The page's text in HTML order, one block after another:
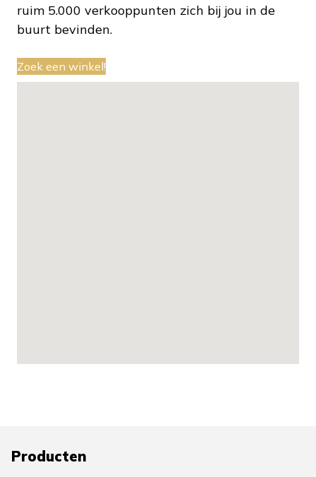
ruim 5.000 verkooppunten zich bij jou in de
buurt bevinden.
Zoek een winkel!
Producten